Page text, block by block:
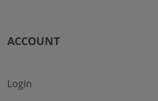
ACCOUNT
Login